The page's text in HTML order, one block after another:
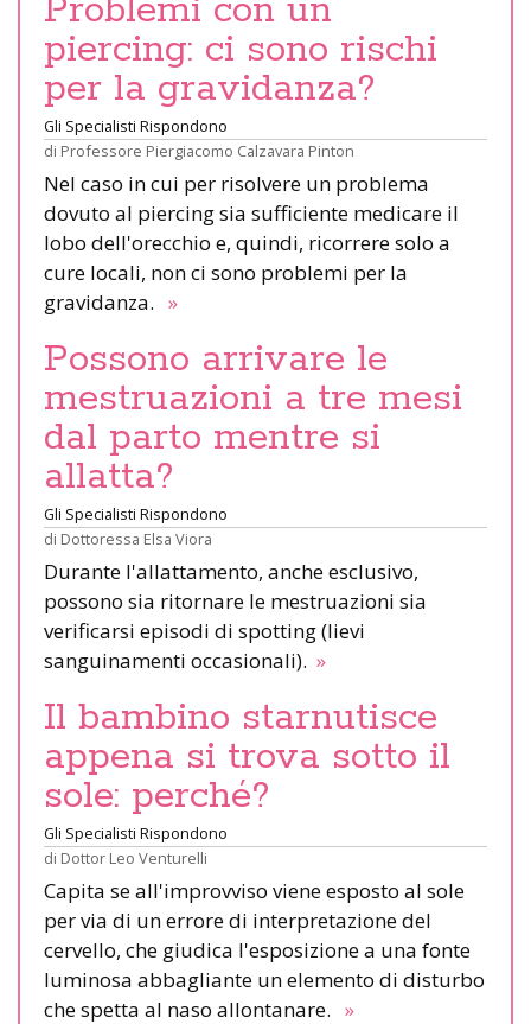
Problemi con un
piercing: ci sono rischi
per la gravidanza?
Gli Specialisti Rispondono
di Professore Piergiacomo Calzavara Pinton
Nel caso in cui per risolvere un problema
dovuto al piercing sia sufficiente medicare il
lobo dell'orecchio e, quindi, ricorrere solo a
cure locali, non ci sono problemi per la
gravidanza. »
Possono arrivare le
mestruazioni a tre mesi
dal parto mentre si
allatta?
Gli Specialisti Rispondono
di Dottoressa Elsa Viora
Durante l'allattamento, anche esclusivo,
possono sia ritornare le mestruazioni sia
verificarsi episodi di spotting (lievi
sanguinamenti occasionali). »
Il bambino starnutisce
appena si trova sotto il
sole: perché?
Gli Specialisti Rispondono
di Dottor Leo Venturelli
Capita se all'improvviso viene esposto al sole
per via di un errore di interpretazione del
cervello, che giudica l'esposizione a una fonte
luminosa abbagliante un elemento di disturbo
che spetta al naso allontanare. »